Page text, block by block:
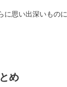
に思い出深いものに
め